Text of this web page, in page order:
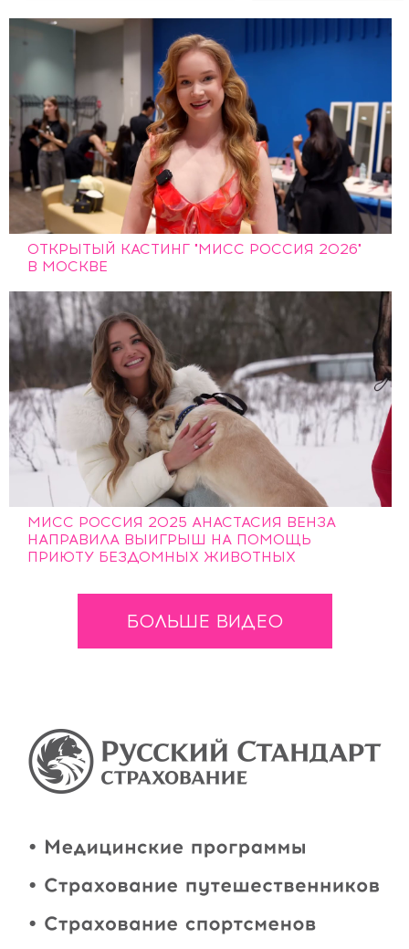
ОТКРЫТЫЙ КАСТИНГ "МИСС РОССИЯ 2026"
В МОСКВЕ
МИСС РОССИЯ 2025 АНАСТАСИЯ ВЕНЗА
НАПРАВИЛА ВЫИГРЫШ НА ПОМОЩЬ
ПРИЮТУ БЕЗДОМНЫХ ЖИВОТНЫХ
БОЛЬШЕ ВИДЕО